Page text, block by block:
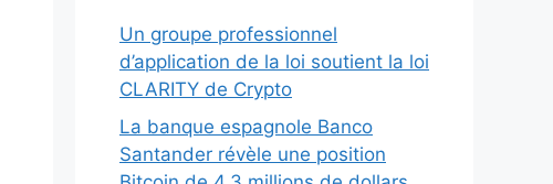
Un groupe professionnel
d’application de la loi soutient la loi
CLARITY de Crypto
La banque espagnole Banco
Santander révèle une position